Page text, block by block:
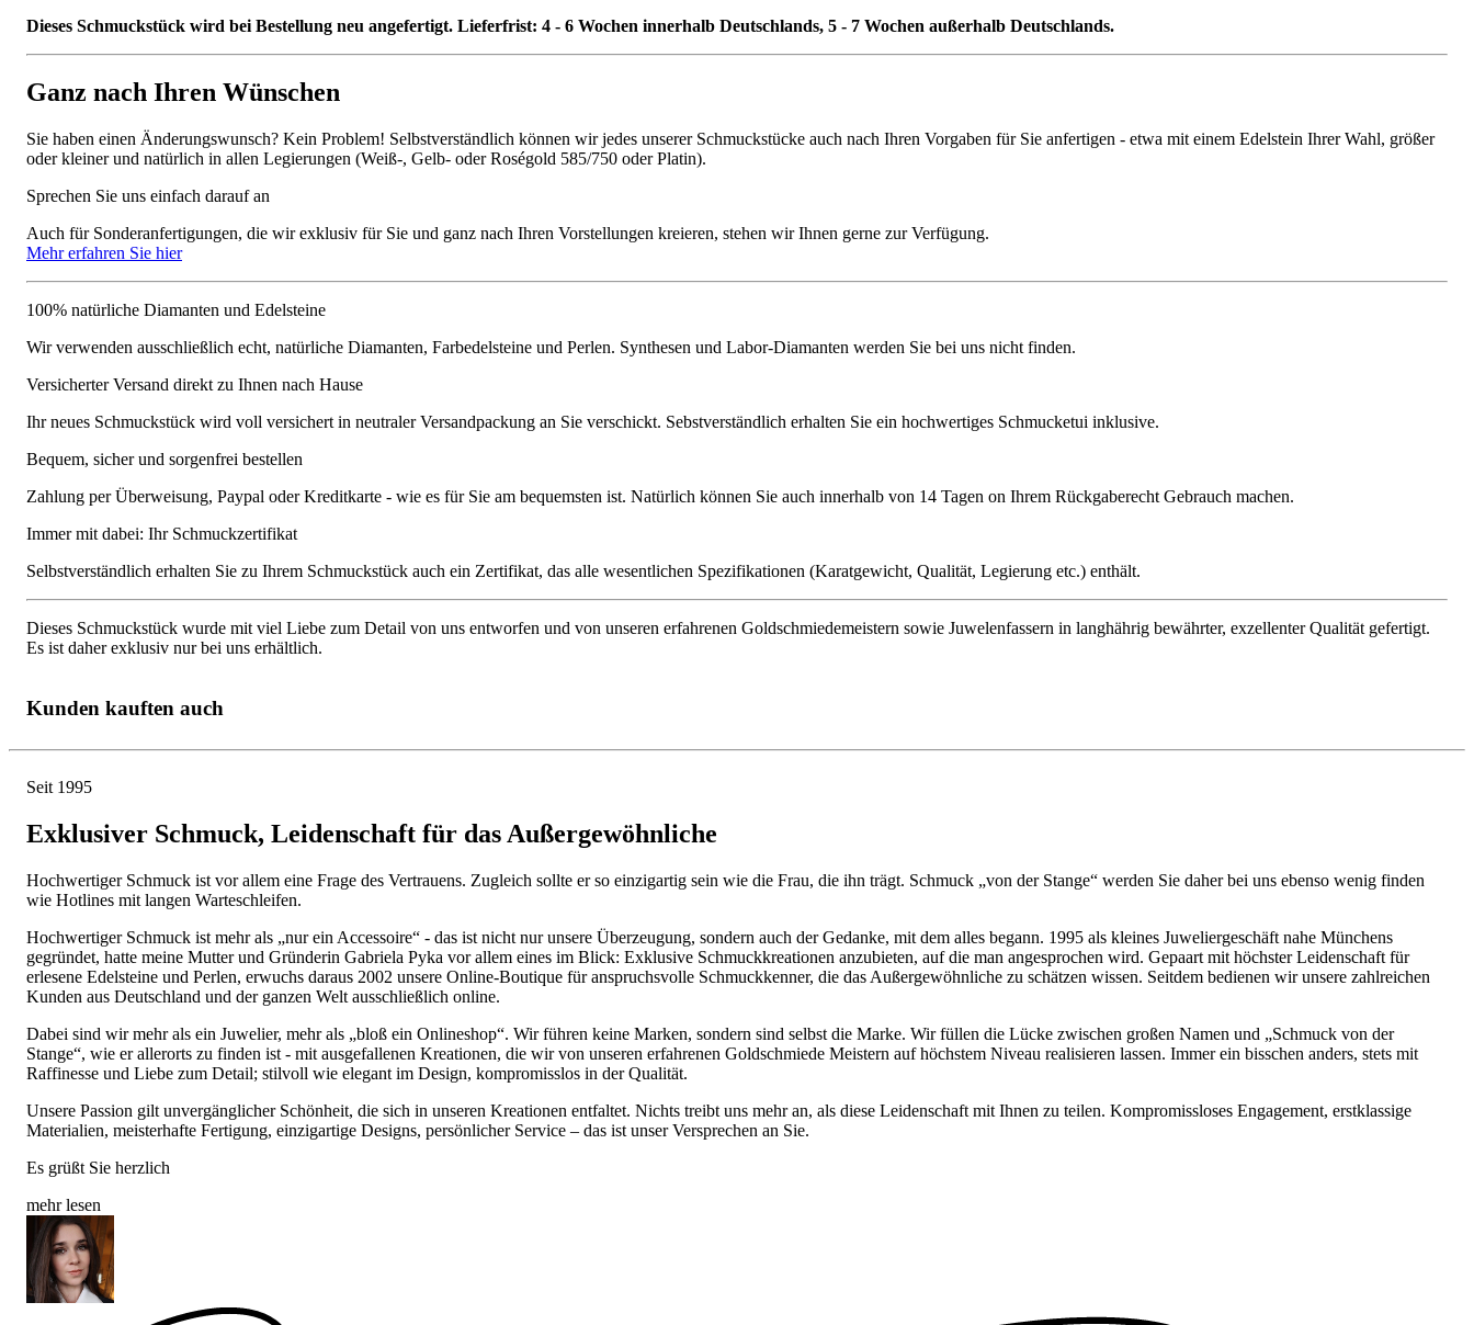
Dieses Schmuckstück wird bei Bestellung neu angefertigt. Lieferfrist: 4 - 6 Wochen innerhalb Deutschlands, 5 - 7 Wochen außerhalb Deutschlands.
Ganz nach Ihren Wünschen
Sie haben einen Änderungswunsch? Kein Problem! Selbstverständlich können wir jedes unserer Schmuckstücke auch nach Ihren Vorgaben für Sie anfertigen - etwa mit einem Edelstein Ihrer Wahl, größer
oder kleiner und natürlich in allen Legierungen (Weiß-, Gelb- oder Roségold 585/750 oder Platin).
Sprechen Sie uns einfach darauf an
Auch für Sonderanfertigungen, die wir exklusiv für Sie und ganz nach Ihren Vorstellungen kreieren, stehen wir Ihnen gerne zur Verfügung.
Mehr erfahren Sie hier
100% natürliche Diamanten und Edelsteine
Wir verwenden ausschließlich echt, natürliche Diamanten, Farbedelsteine und Perlen. Synthesen und Labor-Diamanten werden Sie bei uns nicht finden.
Versicherter Versand direkt zu Ihnen nach Hause
Ihr neues Schmuckstück wird voll versichert in neutraler Versandpackung an Sie verschickt. Sebstverständlich erhalten Sie ein hochwertiges Schmucketui inklusive.
Bequem, sicher und sorgenfrei bestellen
Zahlung per Überweisung, Paypal oder Kreditkarte - wie es für Sie am bequemsten ist. Natürlich können Sie auch innerhalb von 14 Tagen on Ihrem Rückgaberecht Gebrauch machen.
Immer mit dabei: Ihr Schmuckzertifikat
Selbstverständlich erhalten Sie zu Ihrem Schmuckstück auch ein Zertifikat, das alle wesentlichen Spezifikationen (Karatgewicht, Qualität, Legierung etc.) enthält.
Dieses Schmuckstück wurde mit viel Liebe zum Detail von uns entworfen und von unseren erfahrenen Goldschmiedemeistern sowie Juwelenfassern in langhährig bewährter, exzellenter Qualität gefertigt.
Es ist daher exklusiv nur bei uns erhältlich.
Kunden kauften auch
Seit 1995
Exklusiver Schmuck, Leidenschaft für das Außergewöhnliche
Hochwertiger Schmuck ist vor allem eine Frage des Vertrauens. Zugleich sollte er so einzigartig sein wie die Frau, die ihn trägt. Schmuck „von der Stange“ werden Sie daher bei uns ebenso wenig finden
wie Hotlines mit langen Warteschleifen.
Hochwertiger Schmuck ist mehr als „nur ein Accessoire“ - das ist nicht nur unsere Überzeugung, sondern auch der Gedanke, mit dem alles begann. 1995 als kleines Juweliergeschäft nahe Münchens
gegründet, hatte meine Mutter und Gründerin Gabriela Pyka vor allem eines im Blick: Exklusive Schmuckkreationen anzubieten, auf die man angesprochen wird. Gepaart mit höchster Leidenschaft für
erlesene Edelsteine und Perlen, erwuchs daraus 2002 unsere Online-Boutique für anspruchsvolle Schmuckkenner, die das Außergewöhnliche zu schätzen wissen. Seitdem bedienen wir unsere zahlreichen
Kunden aus Deutschland und der ganzen Welt ausschließlich online.
Dabei sind wir mehr als ein Juwelier, mehr als „bloß ein Onlineshop“. Wir führen keine Marken, sondern sind selbst die Marke. Wir füllen die Lücke zwischen großen Namen und „Schmuck von der
Stange“, wie er allerorts zu finden ist - mit ausgefallenen Kreationen, die wir von unseren erfahrenen Goldschmiede Meistern auf höchstem Niveau realisieren lassen. Immer ein bisschen anders, stets mit
Raffinesse und Liebe zum Detail; stilvoll wie elegant im Design, kompromisslos in der Qualität.
Unsere Passion gilt unvergänglicher Schönheit, die sich in unseren Kreationen entfaltet. Nichts treibt uns mehr an, als diese Leidenschaft mit Ihnen zu teilen. Kompromissloses Engagement, erstklassige
Materialien, meisterhafte Fertigung, einzigartige Designs, persönlicher Service – das ist unser Versprechen an Sie.
Es grüßt Sie herzlich
mehr lesen